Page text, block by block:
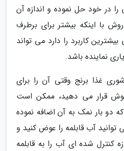
در خود حل نموده و اندازه آن
روش با اینکه بیشتر برای برطرف
کاربرد را دارد می تواند
نماینده باشد.
غذا برنج وقتی آن را برای
قرار می دهید، ممکن است
دو بار نمک به آن اضافه نموده
توانید آب قابلمه را عوض کنید و
کنترل شده ای آب را به قابلمه